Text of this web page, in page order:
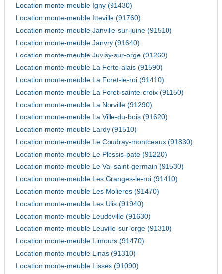
Location monte-meuble Igny (91430)
Location monte-meuble Itteville (91760)
Location monte-meuble Janville-sur-juine (91510)
Location monte-meuble Janvry (91640)
Location monte-meuble Juvisy-sur-orge (91260)
Location monte-meuble La Ferte-alais (91590)
Location monte-meuble La Foret-le-roi (91410)
Location monte-meuble La Foret-sainte-croix (91150)
Location monte-meuble La Norville (91290)
Location monte-meuble La Ville-du-bois (91620)
Location monte-meuble Lardy (91510)
Location monte-meuble Le Coudray-montceaux (91830)
Location monte-meuble Le Plessis-pate (91220)
Location monte-meuble Le Val-saint-germain (91530)
Location monte-meuble Les Granges-le-roi (91410)
Location monte-meuble Les Molieres (91470)
Location monte-meuble Les Ulis (91940)
Location monte-meuble Leudeville (91630)
Location monte-meuble Leuville-sur-orge (91310)
Location monte-meuble Limours (91470)
Location monte-meuble Linas (91310)
Location monte-meuble Lisses (91090)